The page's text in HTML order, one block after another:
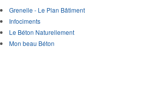
Grenelle - Le Plan Bâtiment
Infociments
Le Béton Naturellement
Mon beau Béton